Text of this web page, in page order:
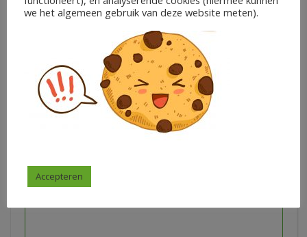
kaartjes)
€6,50
Ieder zijn talent
In winkelwagen
we het algemeen gebruik van deze website meten).
Accepteren